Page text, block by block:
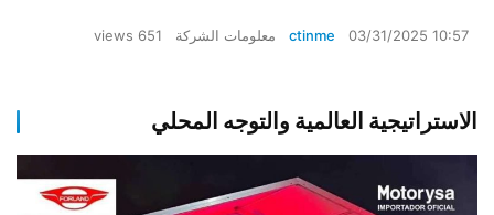
ctinme 03/31/2025 10:57 معلومات الشركة 651 views
الاستراتيجية العالمية والتوجه المحلي